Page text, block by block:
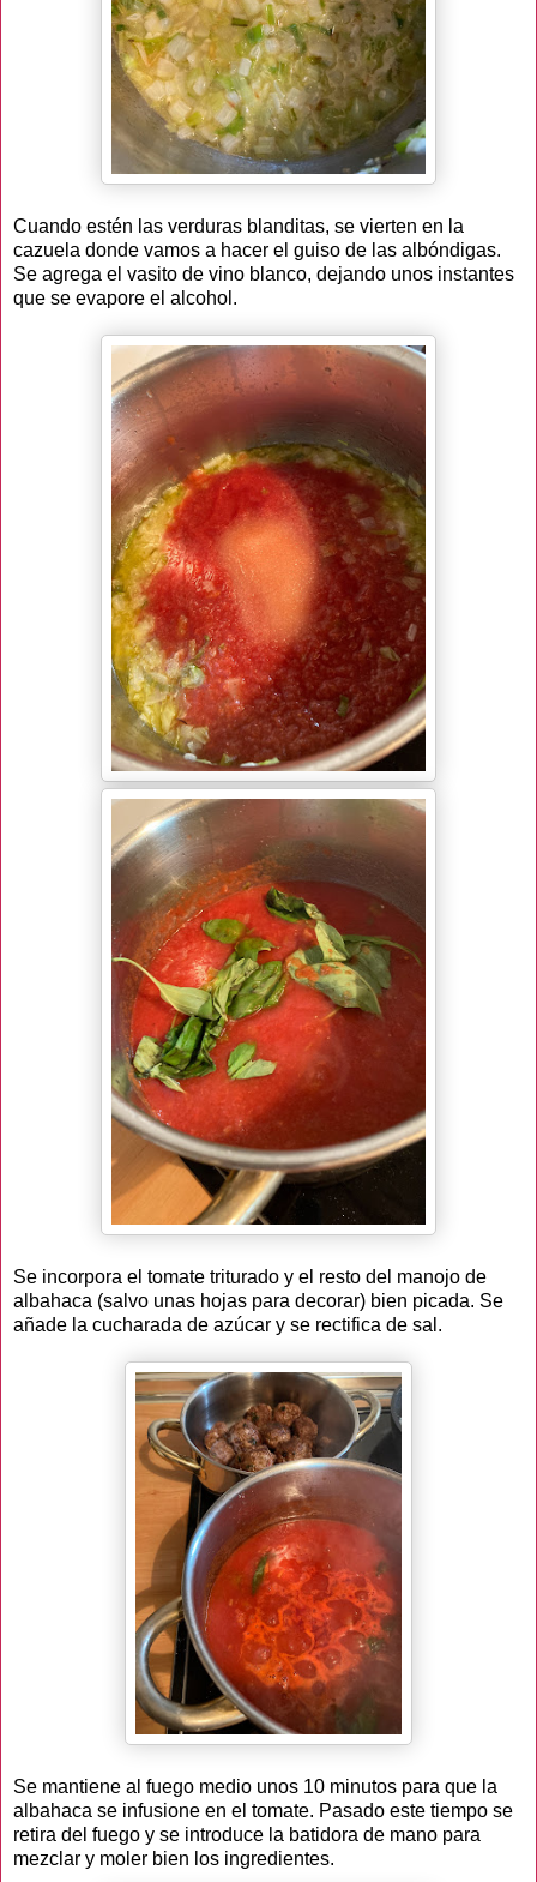
Cuando estén las verduras blanditas, se vierten en la
cazuela donde vamos a hacer el guiso de las albóndigas.
Se agrega el vasito de vino blanco, dejando unos instantes
que se evapore el alcohol.
Se incorpora el tomate triturado y el resto del manojo de
albahaca (salvo unas hojas para decorar) bien picada. Se
añade la cucharada de azúcar y se rectifica de sal.
Se mantiene al fuego medio unos 10 minutos para que la
albahaca se infusione en el tomate. Pasado este tiempo se
retira del fuego y se introduce la batidora de mano para
mezclar y moler bien los ingredientes.